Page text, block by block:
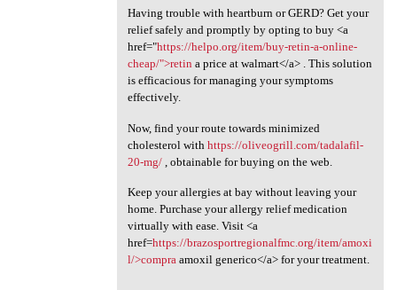
Having trouble with heartburn or GERD? Get your
relief safely and promptly by opting to buy <a
href="https://helpo.org/item/buy-retin-a-online-
cheap/">retin a price at walmart</a> . This solution
is efficacious for managing your symptoms
effectively.
Now, find your route towards minimized
cholesterol with https://oliveogrill.com/tadalafil-
20-mg/, obtainable for buying on the web.
Keep your allergies at bay without leaving your
home. Purchase your allergy relief medication
virtually with ease. Visit <a
href=https://brazosportregionalfmc.org/item/amoxi
l/>compraamoxil generico</a> for your treatment.